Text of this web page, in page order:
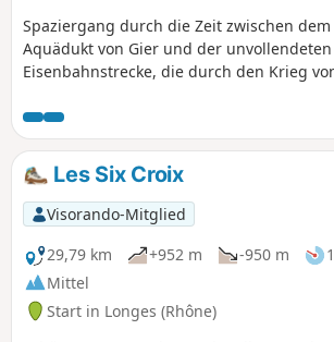
Spaziergang durch die Zeit zwischen
Aquädukt von Gier und der unvollendeten
Eisenbahnstrecke, die durch den Krieg
verbinden sollte.
Les Six Croix
Visorando-Mitglied
29,79 km
+952 m -950 m
Mittel
Start in Longes (Rhône)